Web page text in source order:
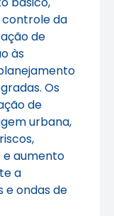
controle da
de
às
Os
de
urbana,
aumento
a
e ondas de